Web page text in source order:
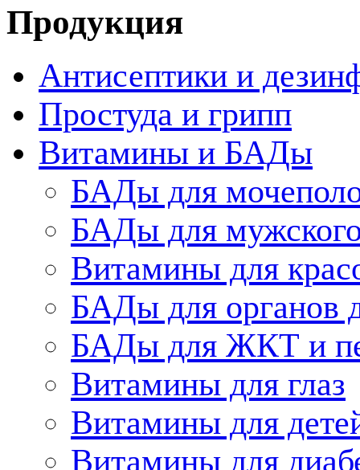
Продукция
Антисептики и
Простуда и грипп
Витамины и БАДы
БАДы для
БАДы для
Витамины для
БАДы для органов
БАДы для ЖКТ и
Витамины для глаз
Витамины для
Витамины для